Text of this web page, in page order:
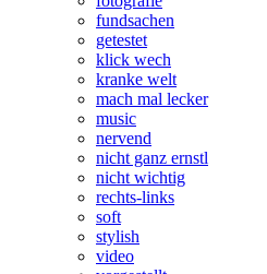
fundsachen
getestet
klick wech
kranke welt
mach mal lecker
music
nervend
nicht ganz ernstl
nicht wichtig
rechts-links
soft
stylish
video